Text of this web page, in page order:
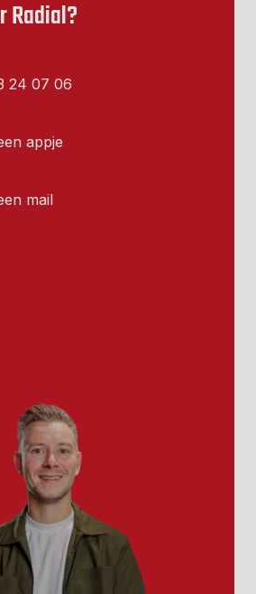
Radial?
24 07 06
appje
mail